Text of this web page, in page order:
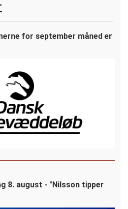
for september måned er
8. august - "Nilsson tipper